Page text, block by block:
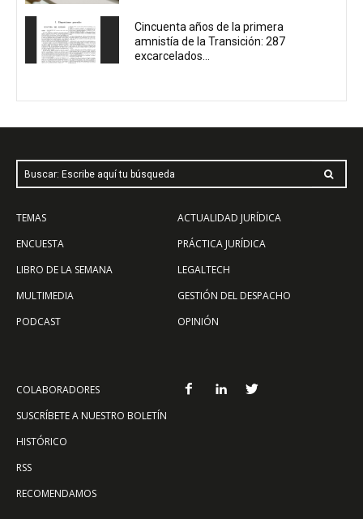
Cincuenta años de la primera
amnistía de la Transición: 287
excarcelados...
Buscar: Escribe aquí tu búsqueda
TEMAS
ENCUESTA
LIBRO DE LA SEMANA
MULTIMEDIA
PODCAST
ACTUALIDAD JURÍDICA
PRÁCTICA JURÍDICA
LEGALTECH
GESTIÓN DEL DESPACHO
OPINIÓN
COLABORADORES
SUSCRÍBETE A NUESTRO BOLETÍN
HISTÓRICO
RSS
RECOMENDAMOS